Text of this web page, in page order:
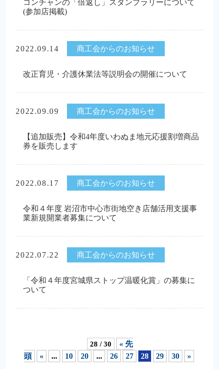
コンチャンの「倍返し」スタンプラリーについて
(参加店掲載)
2022.09.14 商工会からのお知らせ
改正育児・介護休業法等説明会の開催について
2022.09.09 商工会からのお知らせ
【追加販売】令和4年度いわぬま地元応援割増商品
券を販売します
2022.08.17 商工会からのお知らせ
令和４年度 岩沼市中心市街地空き店舗活用支援事
業新規開業者募集について
2022.07.22 商工会からのお知らせ
「令和４年度宮城県ストップ温暖化賞」の募集に
ついて
28 / 30
« 先
頭
« ... 10 20 ... 26 27 28 29 30 »